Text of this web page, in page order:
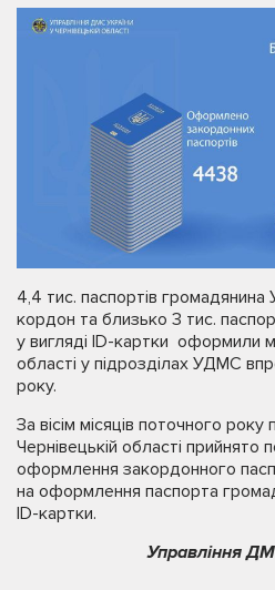
4,4 тис. паспортів громадянина
кордон та близько 3 тис.
у вигляді ID-картки оформили
області у підрозділах УДМС
року.
За вісім місяців поточного
Чернівецькій області прийнято
оформлення закордонного
на оформлення паспорта
ID-картки.
Управління